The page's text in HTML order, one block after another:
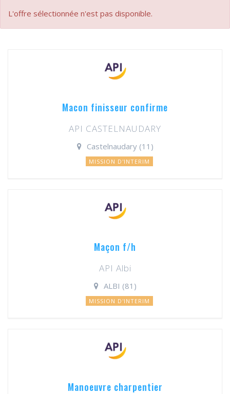
L'offre sélectionnée n'est pas disponible.
Macon finisseur confirme
API CASTELNAUDARY
Castelnaudary (11)
MISSION D'INTERIM
Maçon f/h
API Albi
ALBI (81)
MISSION D'INTERIM
Manoeuvre charpentier